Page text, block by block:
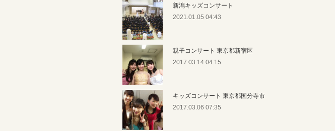
新潟キッズコンサート
2021.01.05 04:43
親子コンサート 東京都新宿区
2017.03.14 04:15
キッズコンサート 東京都国分寺市
2017.03.06 07:35